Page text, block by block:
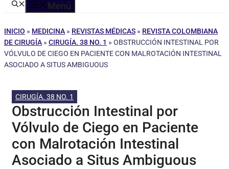
Menú
INICIO » MEDICINA » REVISTAS MÉDICAS » REVISTA COLOMBIANA
DE CIRUGÍA » CIRUGÍA. 38 NO. 1 » OBSTRUCCIÓN INTESTINAL POR
VÓLVULO DE CIEGO EN PACIENTE CON MALROTACIÓN INTESTINAL
ASOCIADO A SITUS AMBIGUOUS
CIRUGÍA. 38 NO. 1
Obstrucción Intestinal por
Vólvulo de Ciego en Paciente
con Malrotación Intestinal
Asociado a Situs Ambiguous